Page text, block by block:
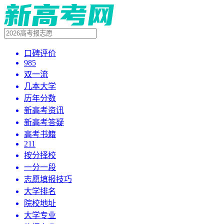
口碑评价
985
双一流
几本大学
历年分数
新高考资讯
新高考答疑
高考书籍
211
按分择校
一分一段
志愿填报技巧
大学排名
院校地址
大学专业